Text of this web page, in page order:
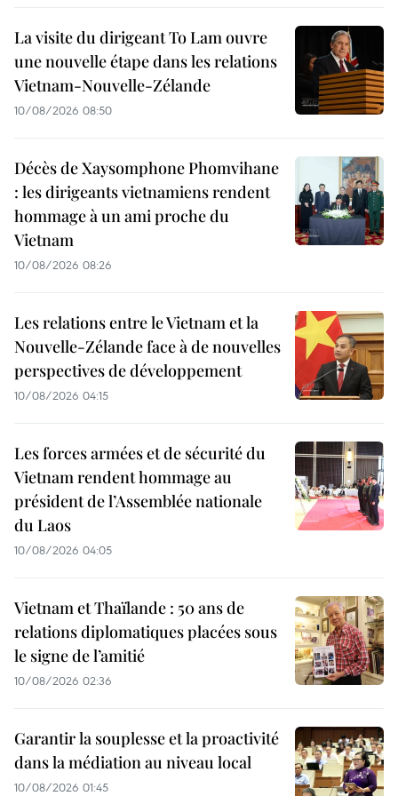
La visite du dirigeant To Lam ouvre
une nouvelle étape dans les relations
Vietnam-Nouvelle-Zélande
10/08/2026 08:50
Décès de Xaysomphone Phomvihane
: les dirigeants vietnamiens rendent
hommage à un ami proche du
Vietnam
10/08/2026 08:26
Les relations entre le Vietnam et la
Nouvelle-Zélande face à de nouvelles
perspectives de développement
10/08/2026 04:15
Les forces armées et de sécurité du
Vietnam rendent hommage au
président de l’Assemblée nationale
du Laos
10/08/2026 04:05
Vietnam et Thaïlande : 50 ans de
relations diplomatiques placées sous
le signe de l’amitié
10/08/2026 02:36
Garantir la souplesse et la proactivité
dans la médiation au niveau local
10/08/2026 01:45